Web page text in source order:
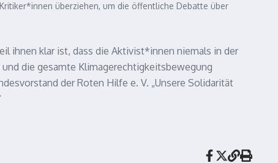
überziehen, um die öffentliche Debatte über
ihnen klar ist, dass die Aktivist*innen niemals in der
die gesamte Klimagerechtigkeitsbewegung
der Roten Hilfe e. V. „Unsere Solidarität